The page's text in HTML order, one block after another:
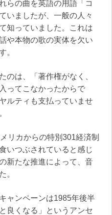
らの曲を英語の用語「コ
いましたが、一般の人々
知っていました。これは
や本物の歌の実体を欠い
。
のは、「著作権がなく、
ってこなかったからで
ルティも支払っていませ
リカからの特別301経済制
いつぶされていると感じ
新たな推進によって、音
。
ャンペーンは1985年後半
良くなる」というアンセ